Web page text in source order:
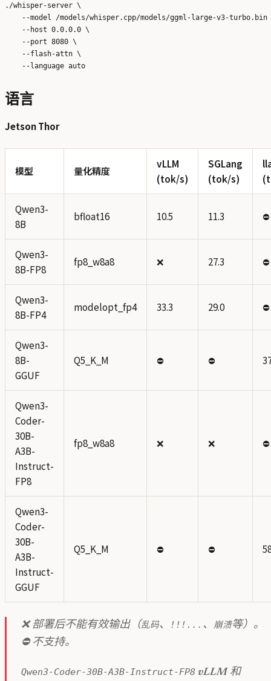
./whisper-server \
--model /models/whisper.cpp/models/ggml-large-v3-turbo.bin
    --host 0.0.0.0 \
    --port 8080 \
    --flash-attn \
语言
Jetson Thor
模型 量化精度
vLLM
(tok/s)
SGLang
(tok/s)
Qwen3-
8B
bfloat16 10.5 11.3 ⛔
Qwen3-
8B-FP8
fp8_w8a8 ❌ 27.3 ⛔
Qwen3-
8B-FP4
modelopt_fp4 33.3 29.0 ⛔
Qwen3-
8B-
GGUF
Q5_K_M ⛔ ⛔
Qwen3-
Coder-
30B-
A3B-
Instruct-
FP8
fp8_w8a8 ❌ ❌ ⛔
Qwen3-
Coder-
30B-
A3B-
Instruct-
GGUF
Q5_K_M ⛔ ⛔
❌ 部署后不能有效输出（乱码、 !!!... 、 崩溃等）。
⛔ 不支持。
Qwen3-Coder-30B-A3B-Instruct-FP8 vLLM 和